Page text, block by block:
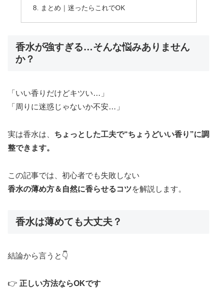
まとめ｜迷ったらこれでOK
香水が強すぎる…そんな悩みありません
か？
「いい香りだけどキツい…」
「周りに迷惑じゃないか不安…」
実は香水は、 ちょっとした工夫で“ちょうどいい香り”に調
整できます。
この記事では、初心者でも失敗しない
香水の薄め方＆自然に香らせるコツを解説します。
香水は薄めても大丈夫？
結論から言うと👇
👉 正しい方法ならOKです